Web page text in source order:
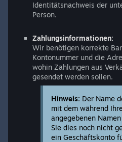
Identitätsnachweis der
Person.
Zahlungsinformationen:
Wir benötigen korrekte
Kontonummer und die
wohin Zahlungen aus
gesendet werden sollen.
Hinweis: Der Name
mit dem während
angegebenen
Sie dies noch nicht
ein Geschäftskonto